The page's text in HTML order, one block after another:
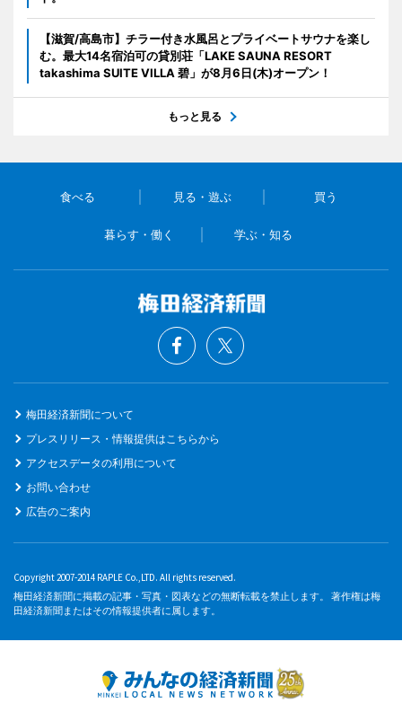
【滋賀/高島市】チラー付き水風呂とプライベートサウナを楽し
む。最大14名宿泊可の貸別荘「LAKE SAUNA RESORT
takashima SUITE VILLA 碧」が8月6日(木)オープン！
もっと見る
食べる 見る・遊ぶ 買う
暮らす・働く 学ぶ・知る
梅田経済新聞について
プレスリリース・情報提供はこちらから
アクセスデータの利用について
お問い合わせ
広告のご案内
Copyright 2007-2014 RAPLE Co.,LTD. All rights reserved.
梅田経済新聞に掲載の記事・写真・図表などの無断転載を禁止します。 著作権は梅
田経済新聞またはその情報提供者に属します。